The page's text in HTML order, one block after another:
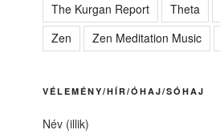
The Kurgan Report
Theta
Zen
Zen Meditation Music
VÉLEMÉNY/HÍR/ÓHAJ/SÓHAJ
Név (illik)